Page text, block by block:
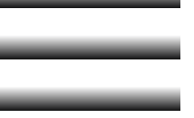
às Leis de